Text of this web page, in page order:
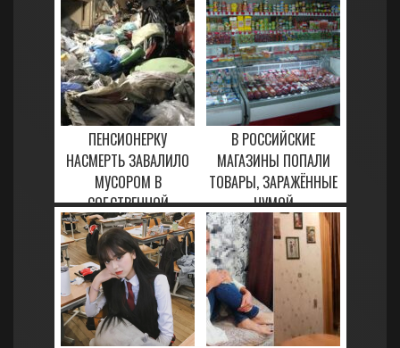
7 ФЕВРАЛЯ, 2021 5 ФЕВРАЛЯ, 2021
ПЕНСИОНЕРКУ
НАСМЕРТЬ ЗАВАЛИЛО
МУСОРОМ В
СОБСТВЕННОЙ
КВАРТИРЕ
3 ФЕВРАЛЯ, 2021
В РОССИЙСКИЕ
МАГАЗИНЫ ПОПАЛИ
ТОВАРЫ, ЗАРАЖЁННЫЕ
ЧУМОЙ
14 ФЕВРАЛЯ, 2021